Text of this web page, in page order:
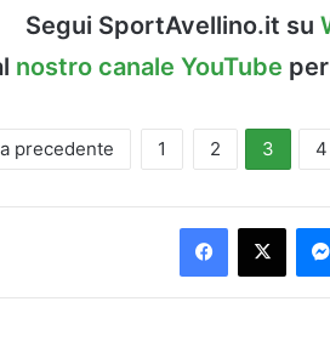
Segui SportAvellino.it su
nostro canale YouTube
precedente 1 2 3 4
Facebook
X